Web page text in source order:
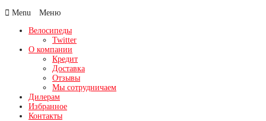
Menu
Велосипеды
Twitter
О компании
Кредит
Доставка
Отзывы
Мы сотрудничаем
Дилерам
Избранное
Контакты